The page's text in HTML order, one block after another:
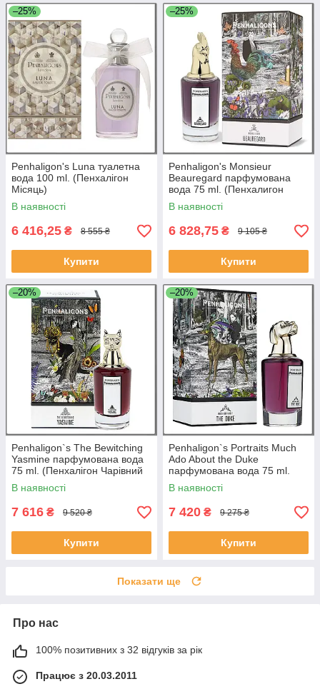
–25%
Penhaligon's Luna туалетна
вода 100 ml. (Пенхалігон
Місяць)
В наявності
6 416,25 ₴ 8 555 ₴
Купити
–25%
Penhaligon's Monsieur
Beauregard парфумована
вода 75 ml. (Пенхалигон
Месьє Борегар)
В наявності
6 828,75 ₴ 9 105 ₴
Купити
–20%
Penhaligon`s The Bewitching
Yasmine парфумована вода
75 ml. (Пенхалігон Чарівний
Ясмін)
В наявності
7 616 ₴ 9 520 ₴
Купити
–20%
Penhaligon`s Portraits Much
Ado About the Duke
парфумована вода 75 ml.
(Пенхалігон багато шуму
обжуй)
В наявності
7 420 ₴ 9 275 ₴
Купити
Показати ще
Про нас
100% позитивних з 32 відгуків за рік
Працює з 20.03.2011